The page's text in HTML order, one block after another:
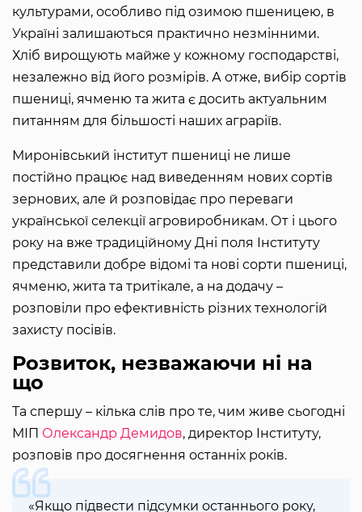
культурами, особливо під озимою пшеницею, в
Україні залишаються практично незмінними.
Хліб вирощують майже у кожному господарстві,
незалежно від його розмірів. А отже, вибір сортів
пшениці, ячменю та жита є досить актуальним
питанням для більшості наших аграріїв.
Миронівський інститут пшениці не лише
постійно працює над виведенням нових сортів
зернових, але й розповідає про переваги
української селекції агровиробникам. От і цього
року на вже традиційному Дні поля Інституту
представили добре відомі та нові сорти пшениці,
ячменю, жита та тритікале, а на додачу –
розповіли про ефективність різних технологій
захисту посівів.
Розвиток, незважаючи ні на
що
Та спершу – кілька слів про те, чим живе сьогодні
МІП Олександр Демидов, директор Інституту,
розповів про досягнення останніх років.
«Якщо підвести підсумки останнього року,